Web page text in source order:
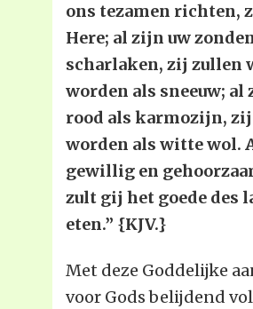
ons tezamen richten,
Here; al zijn uw
scharlaken, zij zullen
worden als sneeuw; al
rood als karmozijn,
worden als witte wol.
gewillig en
zult gij het goede des
eten.” {KJV.}
Met deze Goddelijke
voor Gods belijdend